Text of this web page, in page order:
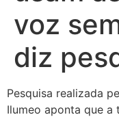
voz
diz
Pesquisa realizada
Ilumeo aponta que